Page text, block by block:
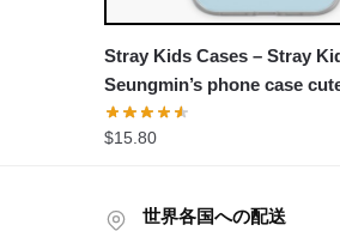
Stray Kids Cases – Stray
Seungmin’s phone case
whale iPhone Soft Case
$15.80
世界各国への配送